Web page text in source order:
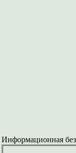
Информационная